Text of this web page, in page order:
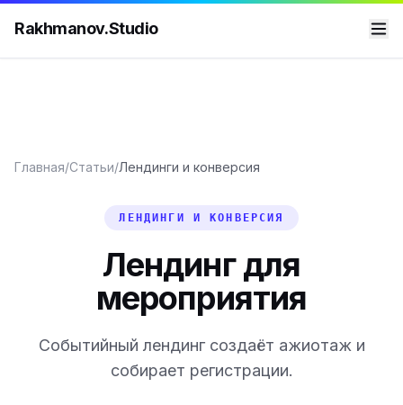
Rakhmanov.Studio
Главная/Статьи/Лендинги и конверсия
ЛЕНДИНГИ И КОНВЕРСИЯ
Лендинг для
мероприятия
Событийный лендинг создаёт ажиотаж и
собирает регистрации.